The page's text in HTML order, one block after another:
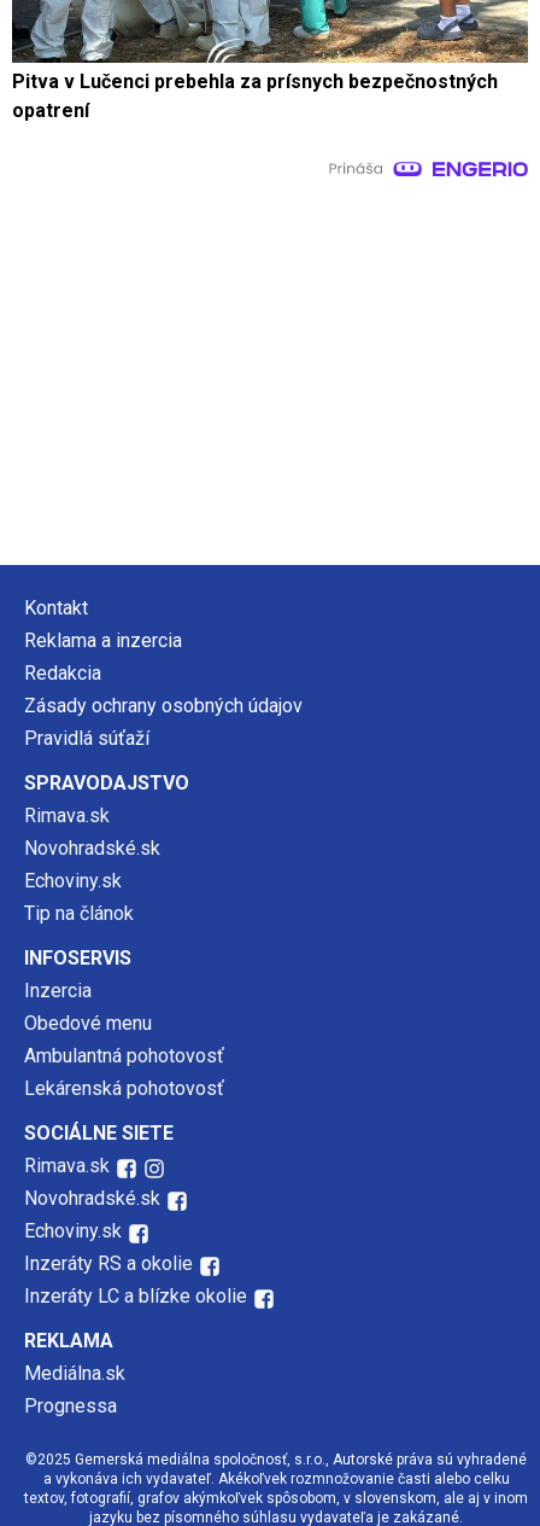
Pitva v Lučenci prebehla za prísnych bezpečnostných
opatrení
Kontakt
Reklama a inzercia
Redakcia
Zásady ochrany osobných údajov
Pravidlá súťaží
SPRAVODAJSTVO
Rimava.sk
Novohradské.sk
Echoviny.sk
Tip na článok
INFOSERVIS
Inzercia
Obedové menu
Ambulantná pohotovosť
Lekárenská pohotovosť
SOCIÁLNE SIETE
Rimava.sk
Novohradské.sk
Echoviny.sk
Inzeráty RS a okolie
Inzeráty LC a blízke okolie
REKLAMA
Mediálna.sk
Prognessa
©2025 Gemerská mediálna spoločnosť, s.r.o., Autorské práva sú vyhradené
a vykonáva ich vydavateľ. Akékoľvek rozmnožovanie časti alebo celku
textov, fotografií, grafov akýmkoľvek spôsobom, v slovenskom, ale aj v inom
jazyku bez písomného súhlasu vydavateľa je zakázané.